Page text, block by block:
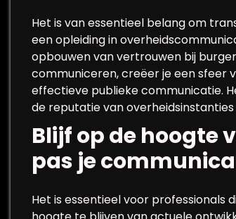
Het is van essentieel belang om
een opleiding in
opbouwen van vertrouwen bij
communiceren, creëer je een sfeer
effectieve publieke communicatie.
de reputatie van
Blijf op de hoogte
pas je
Het is essentieel voor professionals